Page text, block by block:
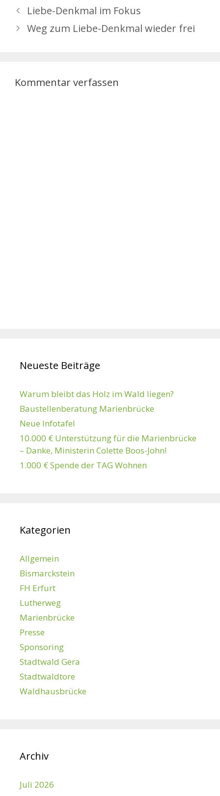
Liebe-Denkmal im Fokus
Weg zum Liebe-Denkmal wieder frei
Kommentar verfassen
Neueste Beiträge
Warum bleibt das Holz im Wald liegen?
Baustellenberatung Marienbrücke
Neue Infotafel
10.000 € Unterstützung für die Marienbrücke
– Danke, Ministerin Colette Boos-John!
1.000 € Spende der TAG Wohnen
Kategorien
Allgemein
Bismarckstein
FH Erfurt
Lutherweg
Marienbrücke
Presse
Sponsoring
Stadtwald Gera
Stadtwaldtore
Waldhausbrücke
Archiv
Juli 2026